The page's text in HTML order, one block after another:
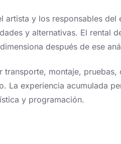
artista y los responsables del
y alternativas. El rental
después de ese
transporte, montaje,
La experiencia acumulada
y programación.